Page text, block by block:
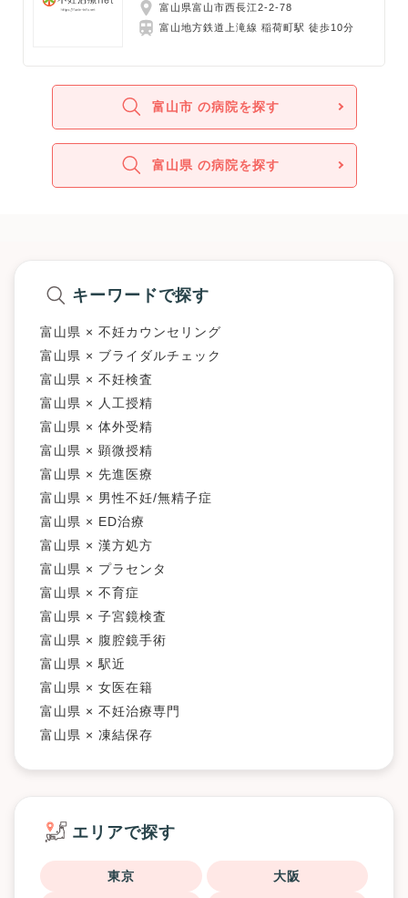
富山県富山市西長江2-2-78
富山地方鉄道上滝線 稲荷町駅 徒歩10分
富山市 の病院を探す
富山県 の病院を探す
キーワードで探す
富山県 × 不妊カウンセリング
富山県 × ブライダルチェック
富山県 × 不妊検査
富山県 × 人工授精
富山県 × 体外受精
富山県 × 顕微授精
富山県 × 先進医療
富山県 × 男性不妊/無精子症
富山県 × ED治療
富山県 × 漢方処方
富山県 × プラセンタ
富山県 × 不育症
富山県 × 子宮鏡検査
富山県 × 腹腔鏡手術
富山県 × 駅近
富山県 × 女医在籍
富山県 × 不妊治療専門
富山県 × 凍結保存
エリアで探す
東京 大阪